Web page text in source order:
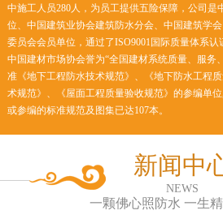
中施工人员280人，为员工提供五险保障，公司是
位、中国建筑业协会建筑防水分会、中国建筑学
委员会会员单位，通过了ISO9001国际质量体系认
中国建材市场协会誉为“全国建材系统质量、服务
准《地下工程防水技术规范》、《地下防水工程
术规范》、《屋面工程质量验收规范》的参编单
或参编的标准规范及图集已达107本。
新闻中
NEWS
一颗佛心照防水 一生